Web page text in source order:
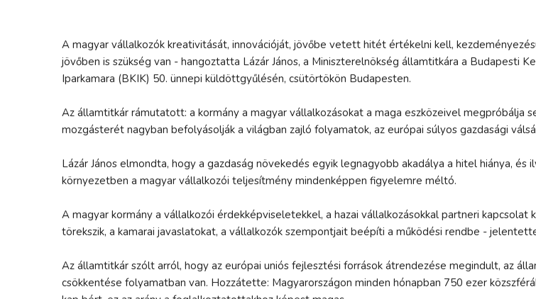
A magyar vállalkozók kreativitását, innovációját, jövőbe vetett hitét értékelni kell,
jövőben is szükség van - hangoztatta Lázár János, a Miniszterelnökség államtitkára a Budapesti
Iparkamara (BKIK) 50. ünnepi küldöttgyűlésén, csütörtökön Budapesten.
Az államtitkár rámutatott: a kormány a magyar vállalkozásokat a maga eszközeivel megpróbálja
mozgásterét nagyban befolyásolják a világban zajló folyamatok, az európai súlyos gazdasági
Lázár János elmondta, hogy a gazdaság növekedés egyik legnagyobb akadálya a hitel hiánya, és
környezetben a magyar vállalkozói teljesítmény mindenképpen figyelemre méltó.
A magyar kormány a vállalkozói érdekképviseletekkel, a hazai vállalkozásokkal partneri kapcsolat
törekszik, a kamarai javaslatokat, a vállalkozók szempontjait beépíti a működési rendbe -
Az államtitkár szólt arról, hogy az európai uniós fejlesztési források átrendezése megindult, az
csökkentése folyamatban van. Hozzátette: Magyarországon minden hónapban 750 ezer